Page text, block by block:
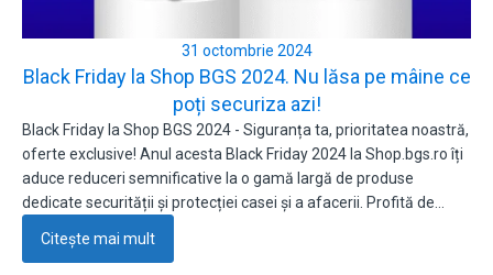
31 octombrie 2024
Black Friday la Shop BGS 2024. Nu lăsa pe mâine ce
poți securiza azi!
Black Friday la Shop BGS 2024 - Siguranța ta, prioritatea noastră,
oferte exclusive! Anul acesta Black Friday 2024 la Shop.bgs.ro îți
aduce reduceri semnificative la o gamă largă de produse
dedicate securității și protecției casei și a afacerii. Profită de…
Citește mai mult